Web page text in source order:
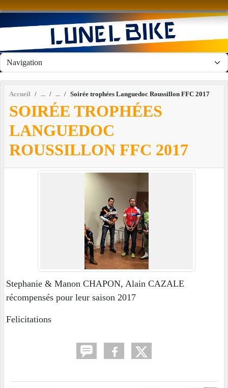
Accueil Soirée trophées Languedoc Roussillon FFC 2017
SOIRÉE TROPHÉES
LANGUEDOC
ROUSSILLON FFC 2017
Stephanie & Manon CHAPON, Alain CAZALE
récompensés pour leur saison 2017
Felicitations